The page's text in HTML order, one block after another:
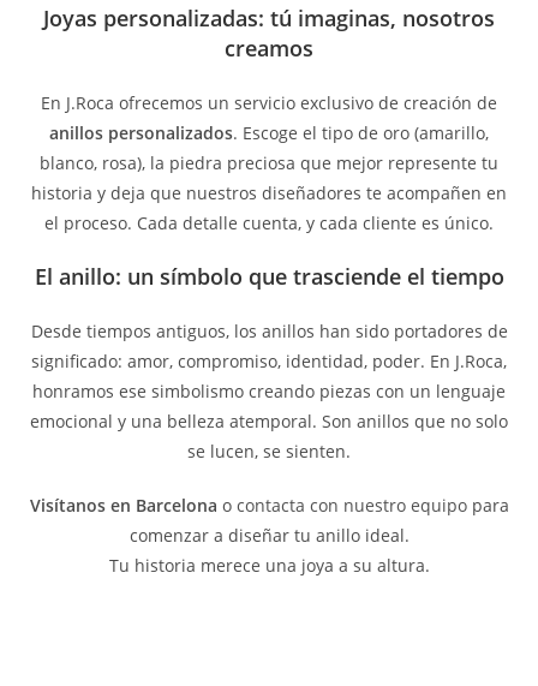
Joyas personalizadas: tú imaginas, nosotros
creamos
En J.Roca ofrecemos un servicio exclusivo de creación de
anillos personalizados. Escoge el tipo de oro (amarillo,
blanco, rosa), la piedra preciosa que mejor represente tu
historia y deja que nuestros diseñadores te acompañen en
el proceso. Cada detalle cuenta, y cada cliente es único.
El anillo: un símbolo que trasciende el tiempo
Desde tiempos antiguos, los anillos han sido portadores de
significado: amor, compromiso, identidad, poder. En J.Roca,
honramos ese simbolismo creando piezas con un lenguaje
emocional y una belleza atemporal. Son anillos que no solo
se lucen, se sienten.
Visítanos en Barcelona o contacta con nuestro equipopara
comenzar a diseñar tu anillo ideal.
Tu historia merece una joya a su altura.